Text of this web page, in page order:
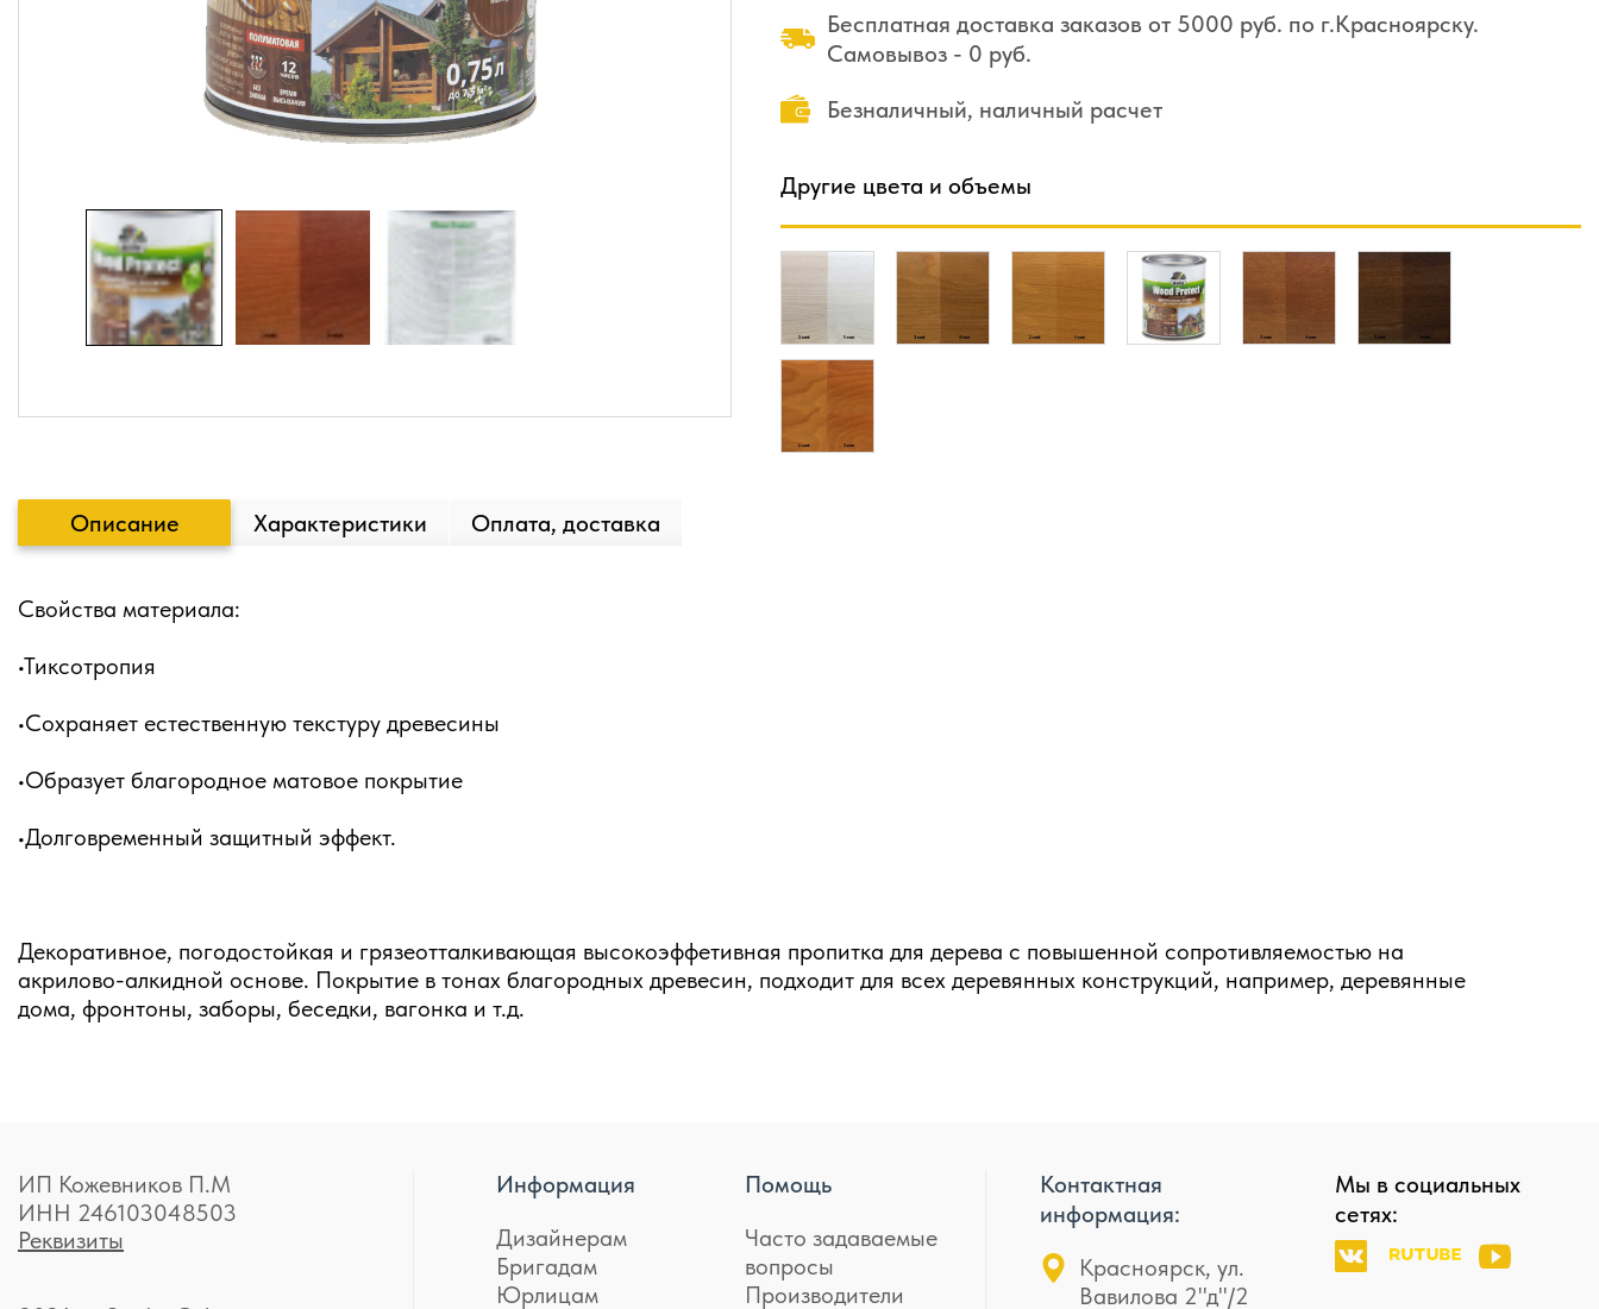
Бесплатная доставка заказов от 5000 руб. по г.Красноярску.
Самовывоз - 0 руб.
Безналичный, наличный расчет
Другие цвета и объемы
Описание Характеристики Оплата, доставка
Свойства материала:
•Тиксотропия
•Сохраняет естественную текстуру древесины
•Образует благородное матовое покрытие
•Долговременный защитный эффект.
Декоративное, погодостойкая и грязеотталкивающая высокоэффетивная пропитка для дерева с повышенной сопротивляемостью на
акрилово-алкидной основе. Покрытие в тонах благородных древесин, подходит для всех деревянных конструкций, например, деревянные
дома, фронтоны, заборы, беседки, вагонка и т.д.
ИП Кожевников П.М
ИНН 246103048503
Реквизиты
Информация
Дизайнерам
Бригадам
Юрлицам
Помощь
Часто задаваемые
вопросы
Производители
Контактная
информация:
Красноярск, ул.
Вавилова 2"д"/2
Мы в социальных
сетях: